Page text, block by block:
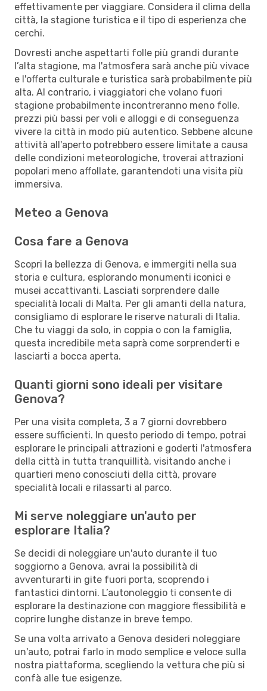
effettivamente per viaggiare. Considera il clima della
città, la stagione turistica e il tipo di esperienza che
cerchi.
Dovresti anche aspettarti folle più grandi durante
l’alta stagione, ma l'atmosfera sarà anche più vivace
e l'offerta culturale e turistica sarà probabilmente più
alta. Al contrario, i viaggiatori che volano fuori
stagione probabilmente incontreranno meno folle,
prezzi più bassi per voli e alloggi e di conseguenza
vivere la città in modo più autentico. Sebbene alcune
attività all'aperto potrebbero essere limitate a causa
delle condizioni meteorologiche, troverai attrazioni
popolari meno affollate, garantendoti una visita più
immersiva.
Meteo a Genova
Cosa fare a Genova
Scopri la bellezza di Genova, e immergiti nella sua
storia e cultura, esplorando monumenti iconici e
musei accattivanti. Lasciati sorprendere dalle
specialità locali di Malta. Per gli amanti della natura,
consigliamo di esplorare le riserve naturali di Italia.
Che tu viaggi da solo, in coppia o con la famiglia,
questa incredibile meta saprà come sorprenderti e
lasciarti a bocca aperta.
Quanti giorni sono ideali per visitare
Genova?
Per una visita completa, 3 a 7 giorni dovrebbero
essere sufficienti. In questo periodo di tempo, potrai
esplorare le principali attrazioni e goderti l'atmosfera
della città in tutta tranquillità, visitando anche i
quartieri meno conosciuti della città, provare
specialità locali e rilassarti al parco.
Mi serve noleggiare un'auto per
esplorare Italia?
Se decidi di noleggiare un'auto durante il tuo
soggiorno a Genova, avrai la possibilità di
avventurarti in gite fuori porta, scoprendo i
fantastici dintorni. L’autonoleggio ti consente di
esplorare la destinazione con maggiore flessibilità e
coprire lunghe distanze in breve tempo.
Se una volta arrivato a Genova desideri noleggiare
un'auto, potrai farlo in modo semplice e veloce sulla
nostra piattaforma, scegliendo la vettura che più si
confà alle tue esigenze.